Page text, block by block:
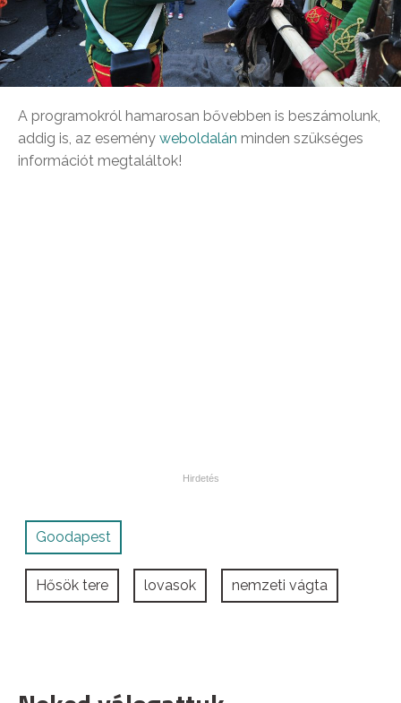
A programokról hamarosan bővebben is beszámolunk,
addig is, az esemény weboldalán minden szükséges
információt megtaláltok!
Goodapest
Hősök tere lovasok nemzeti vágta